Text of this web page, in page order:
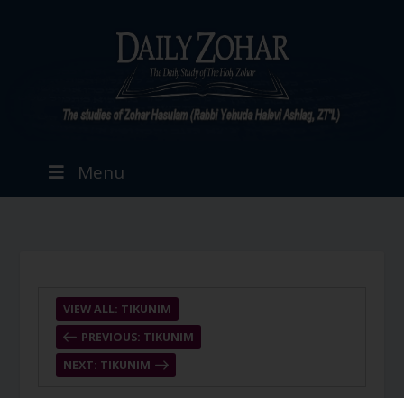
Menu
PREVIOUS: TIKUNIM
VIEW ALL: TIKUNIM
NEXT: TIKUNIM